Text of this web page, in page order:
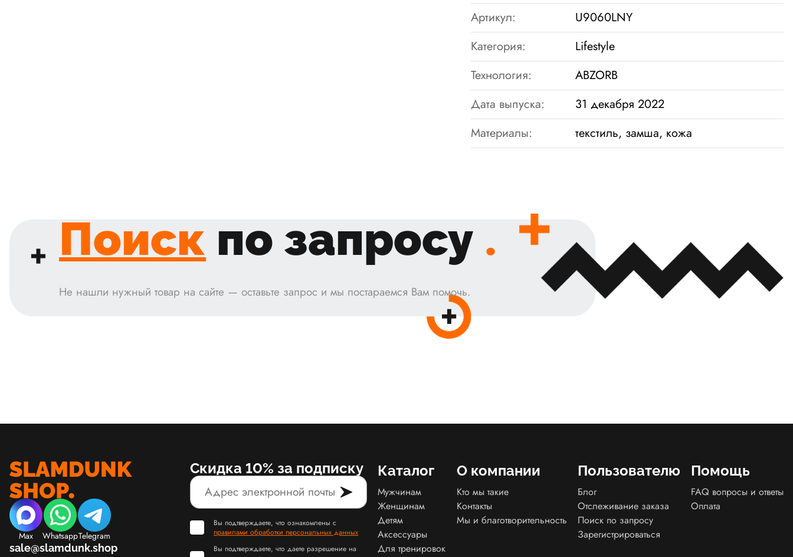
Артикул:
U9060LNY
Категория:
Lifestyle
Технология:
ABZORB
Дата выпуска:
31 декабря 2022
Материалы:
текстиль, замша, кожа
Поиск по запросу .
Не нашли нужный товар на сайте — оставьте запрос и мы постараемся Вам помочь.
Max WhatsappTelegram
sale@slamdunk.shop
Скидка 10% за подписку
Вы подтверждаете, что ознакомлены с
правилами обработки персональных данных
Вы подтверждаете, что даете разрешение на
Каталог
Мужчинам
Женщинам
Детям
Аксессуары
Для тренировок
О компании
Кто мы такие
Контакты
Мы и благотворительность
Пользователю
Блог
Отслеживание заказа
Поиск по запросу
Зарегистрироваться
Помощь
FAQ вопросы и ответы
Оплата